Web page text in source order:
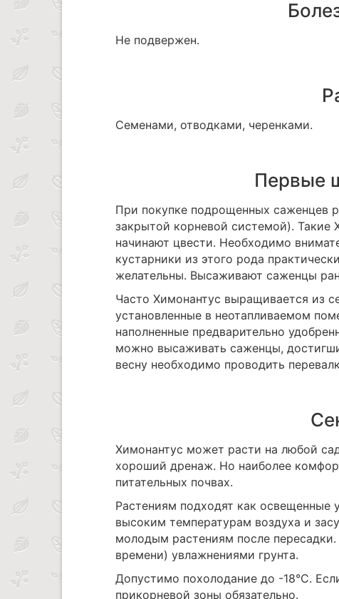
Не подвержен.
Семенами, отводками, черенками.
Первые
При покупке подрощенных саженцев
закрытой корневой системой).
начинают цвести. Необходимо
кустарники из этого рода
желательны. Высаживают саженцы
Часто Химонантус выращивается из
установленные в неотапливаемом
наполненные предварительно
можно высаживать саженцы,
весну необходимо проводить
Химонантус может расти на любой
хороший дренаж. Но наиболее
питательных почвах.
Растениям подходят как освещенные
высоким температурам воздуха и
молодым растениям после
времени) увлажнениями грунта.
Допустимо похолодание до -18°C.
прикорневой зоны обязательно.